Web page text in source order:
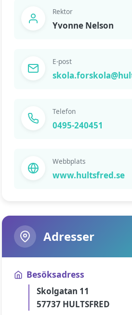
Rektor
Yvonne Nelson
E-post
Telefon
0495-240451
Webbplats
www.hultsfred.se
Adresser
Besöksadress
Skolgatan 11
57737 HULTSFRED